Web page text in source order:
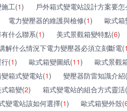
工(1)
戶外箱式變電站設計方案要
電力變壓器的維護與檢修(1)
歐式
什么聯系(1) 美式景觀箱變特點(6)
解什么情況下電力變壓器必須立刻斷電(
(1) 歐式箱變圖紙(11)
歐式景觀
箱式變電站(1)
變壓器防雷知識介紹(
箱變(2)
箱式變電站的組合方式靈活(
變電站該如何選擇(1) 歐式箱變外殼(